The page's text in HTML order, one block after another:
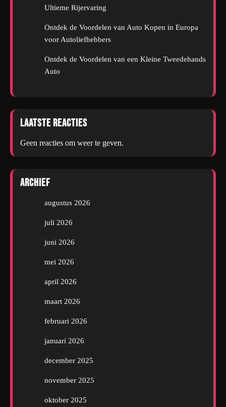
Ultieme Rijervaring
Ontdek de Voordelen van Auto Kopen in Europa
voor Autoliefhebbers
Ontdek de Voordelen van een Kleine Tweedehands
Auto
Laatste reacties
Geen reacties om weer te geven.
Archief
augustus 2026
juli 2026
juni 2026
mei 2026
april 2026
maart 2026
februari 2026
januari 2026
december 2025
november 2025
oktober 2025